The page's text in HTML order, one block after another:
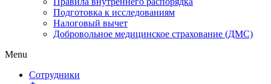
Подготовка к исследованиям
Налоговый вычет
Добровольное медицинское страхование (ДМС)
Menu
Сотрудники